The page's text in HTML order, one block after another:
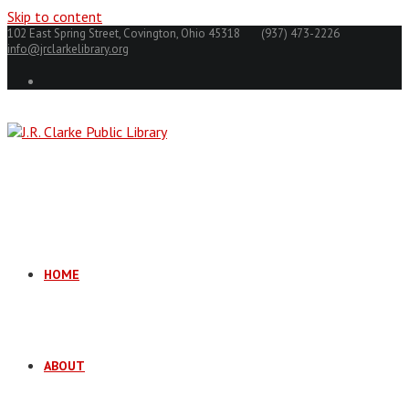
Skip to content
102 East Spring Street, Covington, Ohio 45318
(937) 473-2226
info@jrclarkelibrary.org
HOME
ABOUT